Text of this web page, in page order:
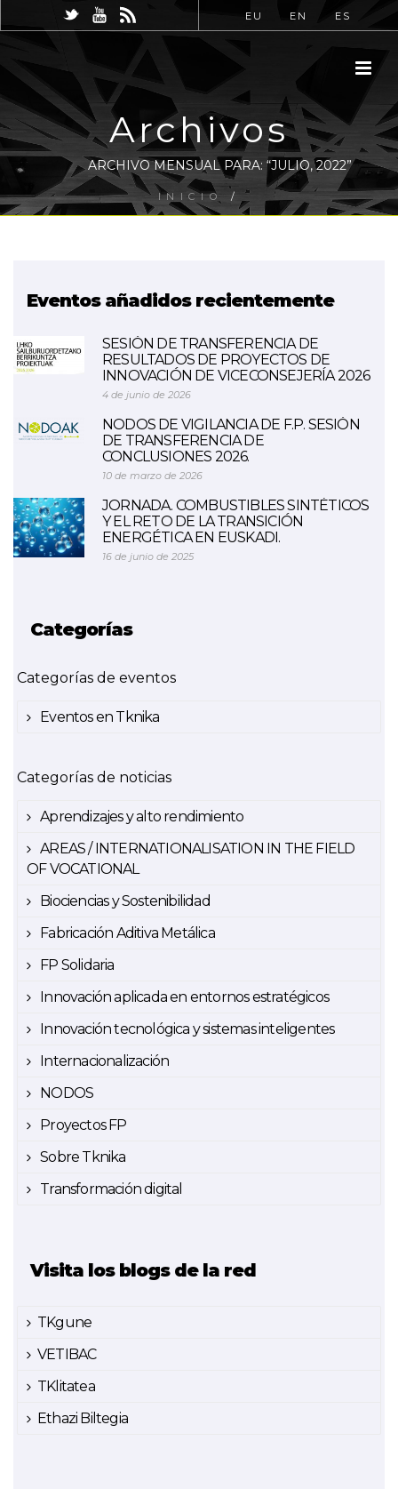
EU EN ES
Archivos
ARCHIVO MENSUAL PARA: “JULIO, 2022”
INICIO /
Eventos añadidos recientemente
SESIÓN DE TRANSFERENCIA DE
RESULTADOS DE PROYECTOS DE
INNOVACIÓN DE VICECONSEJERÍA 2026
4 de junio de 2026
NODOS DE VIGILANCIA DE F.P. SESIÓN
DE TRANSFERENCIA DE
CONCLUSIONES 2026.
10 de marzo de 2026
JORNADA. COMBUSTIBLES SINTÉTICOS
Y EL RETO DE LA TRANSICIÓN
ENERGÉTICA EN EUSKADI.
16 de junio de 2025
Categorías
Categorías de eventos
Eventos en Tknika
Categorías de noticias
Aprendizajes y alto rendimiento
AREAS / INTERNATIONALISATION IN THE FIELD
OF VOCATIONAL
Biociencias y Sostenibilidad
Fabricación Aditiva Metálica
FP Solidaria
Innovación aplicada en entornos estratégicos
Innovación tecnológica y sistemas inteligentes
Internacionalización
NODOS
Proyectos FP
Sobre Tknika
Transformación digital
Visita los blogs de la red
TKgune
VETIBAC
TKlitatea
Ethazi Biltegia